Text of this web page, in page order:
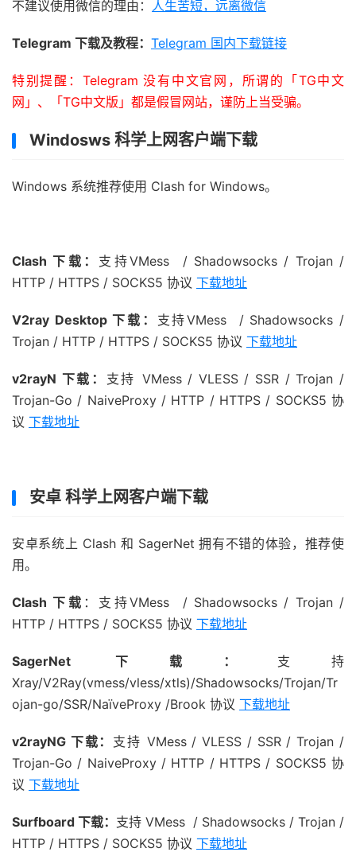
不建议使用微信的理由： 人生苦短，远离微信
Telegram 下载及教程： Telegram 国内下载链接
特别提醒：Telegram 没有中文官网，所谓的「TG中文
网」、「TG中文版」都是假冒网站，谨防上当受骗。
Windosws 科学上网客户端下载
Windows 系统推荐使用 Clash for Windows。
Clash 下载： 支持VMess / Shadowsocks / Trojan /
HTTP / HTTPS / SOCKS5 协议 下载地址
V2ray Desktop 下载： 支持VMess / Shadowsocks /
Trojan / HTTP / HTTPS / SOCKS5 协议 下载地址
v2rayN 下载： 支持 VMess / VLESS / SSR / Trojan /
Trojan-Go / NaiveProxy / HTTP / HTTPS / SOCKS5 协
议 下载地址
安卓 科学上网客户端下载
安卓系统上 Clash 和 SagerNet 拥有不错的体验，推荐使
用。
Clash 下载 ：支持VMess / Shadowsocks / Trojan /
HTTP / HTTPS / SOCKS5 协议 下载地址
SagerNet 下载： 支持
Xray/V2Ray(vmess/vless/xtls)/Shadowsocks/Trojan/Tr
ojan-go/SSR/NaïveProxy /Brook 协议 下载地址
v2rayNG 下载： 支持 VMess / VLESS / SSR / Trojan /
Trojan-Go / NaiveProxy / HTTP / HTTPS / SOCKS5 协
议 下载地址
Surfboard 下载： 支持 VMess / Shadowsocks / Trojan /
HTTP / HTTPS / SOCKS5 协议 下载地址